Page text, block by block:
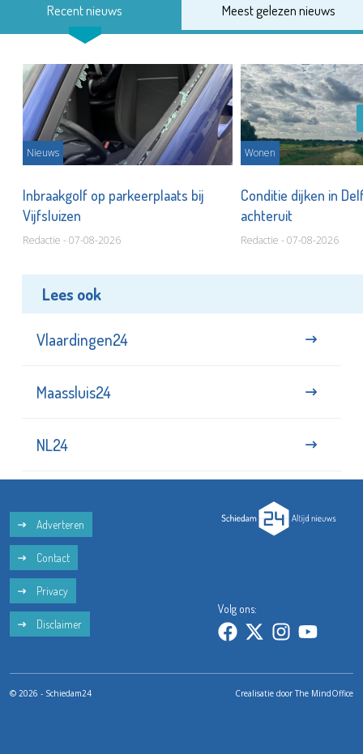
Recent nieuws Meest gelezen nieuws
Nieuws
Inbraakgolf op parkeerplaats bij
Vijfsluizen
Redactie - 07-08-2026
Wonen
Conditie dijken in
achteruit
Redactie - 07-08-2026
Lees ook
Vlaardingen24
Maassluis24
NL24
Adverteren
Contact
Privacy
Disclaimer
Volg ons:
© 2026 - Schiedam24 Crealisatie doorThe MindOffice